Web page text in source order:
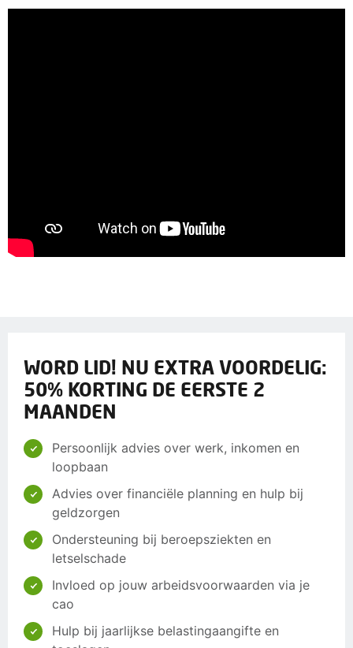
WORD LID! NU EXTRA VOORDELIG:
50% KORTING DE EERSTE 2
MAANDEN
Persoonlijk advies over werk, inkomen en
loopbaan
Advies over financiële planning en hulp bij
geldzorgen
Ondersteuning bij beroepsziekten en
letselschade
Invloed op jouw arbeidsvoorwaarden via je
cao
Hulp bij jaarlijkse belastingaangifte en